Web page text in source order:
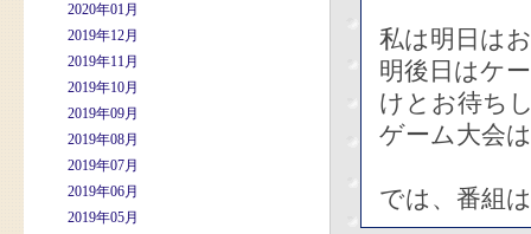
2020年01月
2019年12月
2019年11月
2019年10月
2019年09月
2019年08月
2019年07月
2019年06月
2019年05月
私は明日は
明後日はケ
けとお待ち
ゲーム大会
では、番組